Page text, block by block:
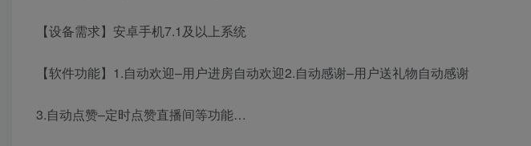
【设备需求】安卓手机7.1及以上系统
【软件功能】1.自动欢迎–用户进房自动欢迎2.自动感谢–用户送礼物自动感谢
3.自动点赞–定时点赞直播间等功能…